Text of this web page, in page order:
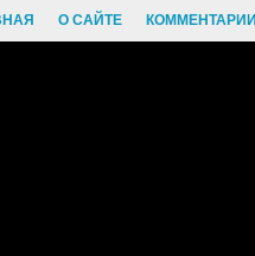
О САЙТЕ КОММЕНТАРИИ